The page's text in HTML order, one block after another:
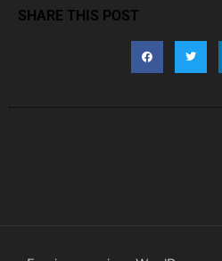
SHARE THIS POST